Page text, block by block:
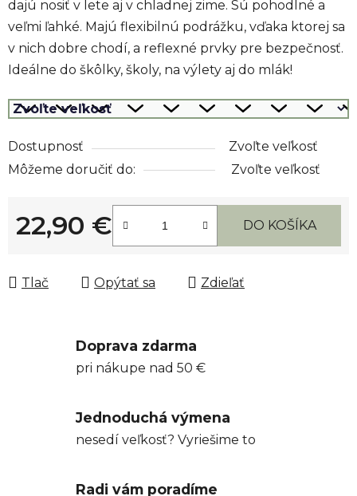
dajú nosiť v lete aj v chladnej zime. Sú pohodlné a
veľmi ľahké. Majú flexibilnú podrážku, vďaka ktorej sa
v nich dobre chodí, a reflexné prvky pre bezpečnosť.
Ideálne do škôlky, školy, na výlety aj do mlák!
Dostupnosť
Zvoľte veľkosť
Môžeme doručiť do:
Zvoľte veľkosť
22,90 €
Jednotková cena:
DO KOŠÍKA
Tlač Opýtať sa Zdieľať
Doprava zdarma
pri nákupe nad 50 €
Jednoduchá výmena
nesedí veľkosť? Vyriešime to
Radi vám poradíme